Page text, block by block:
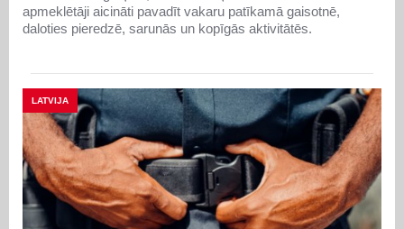
apmeklētāji aicināti pavadīt vakaru patīkamā gaisotnē,
daloties pieredzē, sarunās un kopīgās aktivitātēs.
LATVIJA